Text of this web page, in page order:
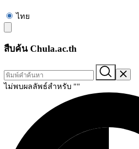
ไทย
สืบค้น Chula.ac.th
ไม่พบผลลัพธ์สำหรับ ""